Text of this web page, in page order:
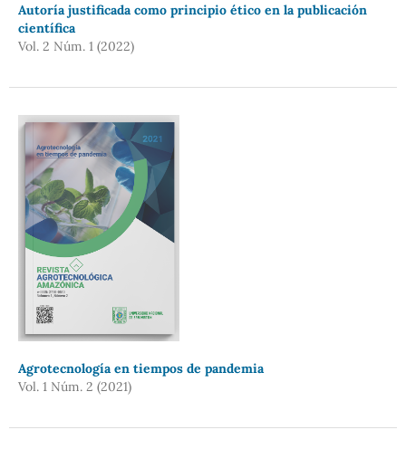
Autoría justificada como principio ético en la publicación
científica
Vol. 2 Núm. 1 (2022)
Agrotecnología en tiempos de pandemia
Vol. 1 Núm. 2 (2021)